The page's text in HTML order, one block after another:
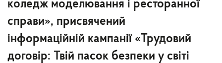
коледж моделювання і ресторанної
справи», присвячений
інформаційній кампанії «Трудовий
договір: Твій пасок безпеки у світі